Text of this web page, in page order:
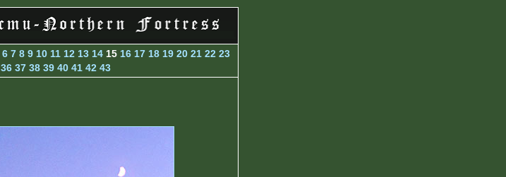
6 7 8 9 10 11 12 13 14 15 16 17 18 19 20 21 22 23
36 37 38 39 40 41 42 43